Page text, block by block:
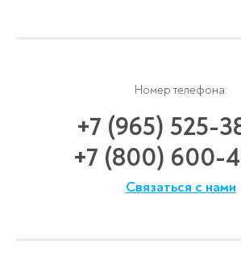
Номер телефона:
+7 (965) 525-
+7 (800) 600-
Связаться с нами